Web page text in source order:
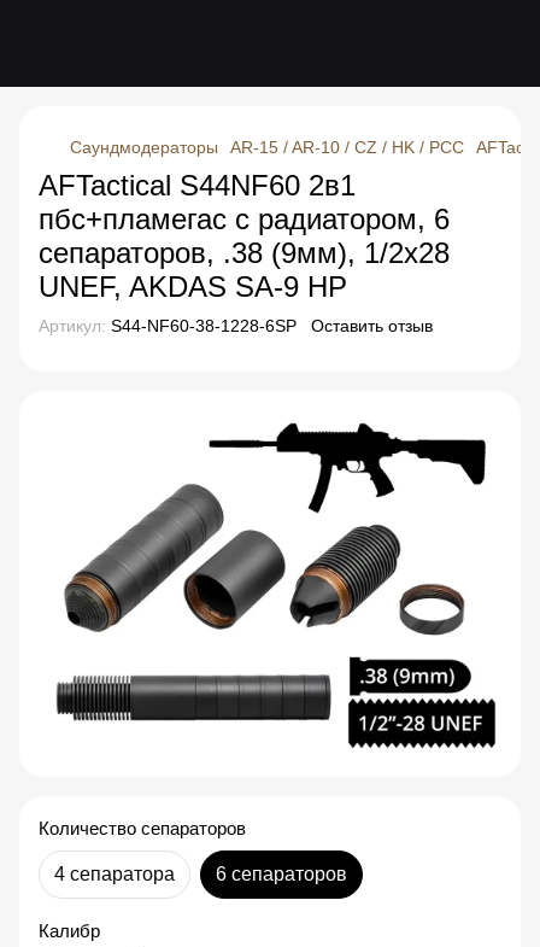
Саундмодераторы AR-15 / AR-10 / CZ / HK / PCC
AFTactical S44NF60 2в1
пбс+пламегас с радиатором, 6
сепараторов, .38 (9мм), 1/2x28
UNEF, AKDAS SA-9 HP
Артикул: S44-NF60-38-1228-6SP Оставить отзыв
Количество сепараторов
4 сепаратора 6 сепараторов
Калибр